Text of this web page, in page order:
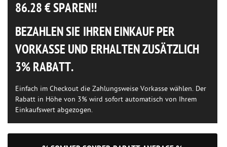
86.28€ SPAREN!!
BEZAHLEN SIE IHREN EINKAUF PER
VORKASSE UND ERHALTEN ZUSÄTZLICH
3% RABATT.
Einfach im Checkout die Zahlungsweise Vorkasse wählen. Der
Rabatt in Höhe von 3% wird sofort automatisch von Ihrem
Einkaufswert abgezogen.